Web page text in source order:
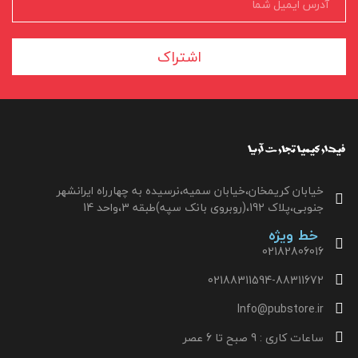
اشتراک
خیابان کریمخان،خیابان سمیه،نرسیده به چهارراه ایرانشهر
جنوبی،پلاک 192،(روبروی بانک سپه)طبقه 3،واحد 14
خط ویژه
02182806016
02188311594-88311672
Info@pubstore.ir
ساعات کاری : 9 صبح تا 6 عصر